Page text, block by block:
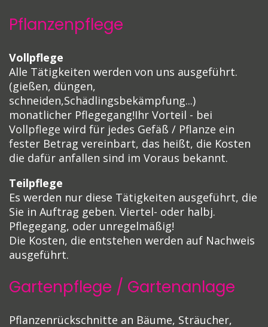
Pflanzenpflege
Vollpflege
Alle Tätigkeiten werden von uns ausgeführt.
(gießen, düngen,
schneiden,Schädlingsbekämpfung...)
monatlicher Pflegegang!Ihr Vorteil - bei
Vollpflege wird für jedes Gefäß / Pflanze ein
fester Betrag vereinbart, das heißt, die Kosten
die dafür anfallen sind im Voraus bekannt.
Teilpflege
Es werden nur diese Tätigkeiten ausgeführt, die
Sie in Auftrag geben. Viertel- oder halbj.
Pflegegang, oder unregelmäßig!
Die Kosten, die entstehen werden auf Nachweis
ausgeführt.
Gartenpflege / Gartenanlage
Pflanzenrückschnitte an Bäume, Sträucher,